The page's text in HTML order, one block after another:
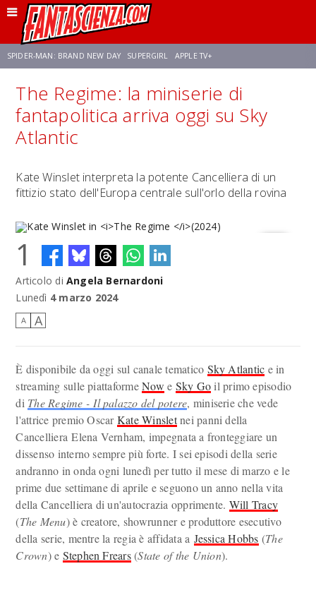
SPIDER-MAN: BRAND NEW DAY SUPERGIRL APPLE TV+
FRANCO RICCIARDIELLO ZENDAYA STAR TREK AVENGERS: DOOMSDAY
The Regime: la miniserie di
fantapolitica arriva oggi su Sky
Atlantic
Kate Winslet interpreta la potente Cancelliera di un
fittizio stato dell'Europa centrale sull'orlo della rovina
Kate Winslet in
1
Articolo di Angela Bernardoni
Lunedì 4 marzo 2024
A A
È disponibile da oggi sul canale tematico Sky Atlantic e in
streaming sulle piattaformeNow e Sky Goil primo episodio
di The Regime - Il palazzo del potere, miniserie che vede
l'attrice premio OscarKate Winsletnei panni della
Cancelliera Elena Vernham, impegnata a fronteggiare un
dissenso interno sempre più forte. I sei episodi della serie
andranno in onda ogni lunedì per tutto il mese di marzo e le
prime due settimane di aprile e seguono un anno nella vita
della Cancelliera di un'autocrazia opprimente. Will Tracy
(The Menu) è creatore, showrunner e produttore esecutivo
della serie, mentre la regia è affidata a Jessica Hobbs (The
Crown) e Stephen Frears(State of the Union).